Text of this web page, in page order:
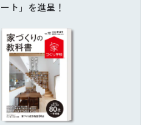
ト」を進呈！